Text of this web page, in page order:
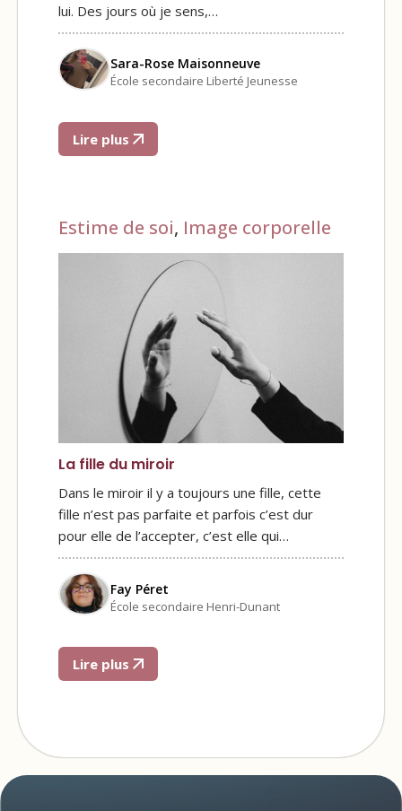
lui. Des jours où je sens,…
Sara-Rose Maisonneuve
École secondaire Liberté Jeunesse
Lire plus
Estime de soi, Image corporelle
La fille du miroir
Dans le miroir il y a toujours une fille, cette
fille n’est pas parfaite et parfois c’est dur
pour elle de l’accepter, c’est elle qui…
Fay Péret
École secondaire Henri-Dunant
Lire plus